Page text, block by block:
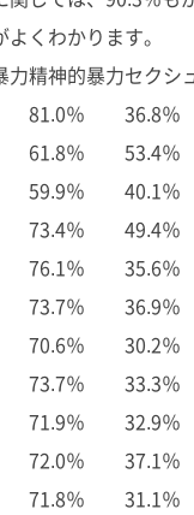
くわかります。
力精神的暴力セクシ
81.0％ 36.8％
61.8％ 53.4％
59.9％ 40.1％
73.4％ 49.4％
76.1％ 35.6％
73.7％ 36.9％
70.6％ 30.2％
73.7％ 33.3％
71.9％ 32.9％
72.0％ 37.1％
71.8％ 31.1％